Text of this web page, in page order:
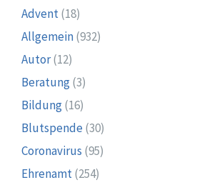
Advent(18)
Allgemein(932)
Autor(12)
Beratung(3)
Bildung(16)
Blutspende (30)
Coronavirus (95)
Ehrenamt(254)